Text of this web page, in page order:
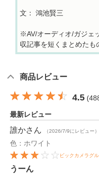
文： 鴻池賢三
※AV/オーディオ/ガジェ
収記事を短くまとめたも
商品レビュー
4.5 (
最新レビュー
誰かさん （2026/7/9にレビュー）
色：ホワイト
ビックカメラグ
うーん